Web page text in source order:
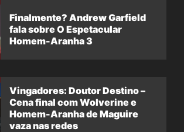
Finalmente? Andrew Garfield
fala sobre O Espetacular
Homem-Aranha 3
Vingadores: Doutor Destino –
Cena final com Wolverine e
Homem-Aranha de Maguire
vaza nas redes